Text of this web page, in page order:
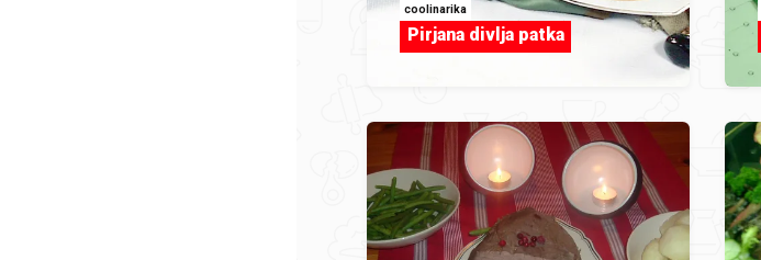
coolinarika
Pirjana divlja patka